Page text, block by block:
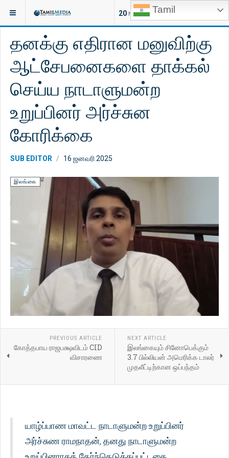
Tamil
20 NEW ARTICLES
இருக்குமிடம்: செய்திகள்
தனக்கு எதிரான மனுவிற்கு
ஆட்சேபனைகளை தாக்கல்
செய்ய நாடாளுமன்ற
உறுப்பினர் அர்ச்சுன
கோரிக்கை
SUB EDITOR 16 ஜனவரி 2025
இலங்கை
PREVIOUS ARTICLE
கோத்தபாய ராஜபக்ஷவிடம் CID
விசாரணை
NEXT ARTICLE
இலங்கையும் சினோபெக்கும்
3.7 பில்லியன் அமெரிக்க டாலர்
முதலீட்டிற்கான ஒப்பந்தம்
யாழ்ப்பாண மாவட்ட நாடாளுமன்ற உறுப்பினர்
அர்ச்சுண ராமநாதன், தனது நாடாளுமன்ற